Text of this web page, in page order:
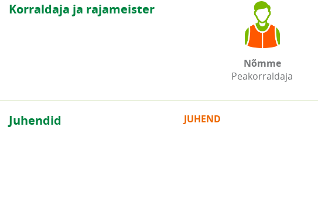
Korraldaja ja rajameister
Nõmme
Peakorraldaja
Juhendid JUHEND